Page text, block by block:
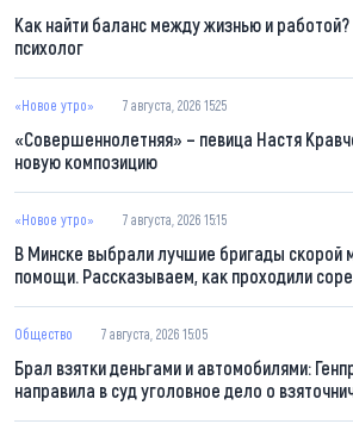
Как найти баланс между жизнью и
психолог
«Новое утро» 7 августа, 2026 15:25
«Совершеннолетняя» – певица Настя
новую композицию
«Новое утро» 7 августа, 2026 15:15
В Минске выбрали лучшие бригады скорой
помощи. Рассказываем, как проходили
Общество 7 августа, 2026 15:05
Брал взятки деньгами и автомобилями:
направила в суд уголовное дело о